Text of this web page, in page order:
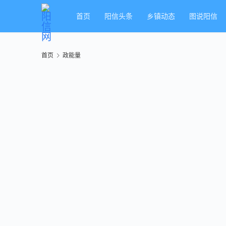
首页 阳信头条 乡镇动态 图说阳信
首页 政能量